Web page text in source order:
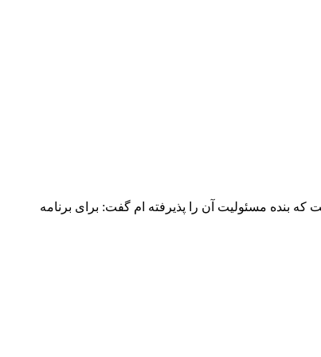
مشکلاتی است که بنده مسئولیت آن را پذیرفته ام گفت: برای برنامه